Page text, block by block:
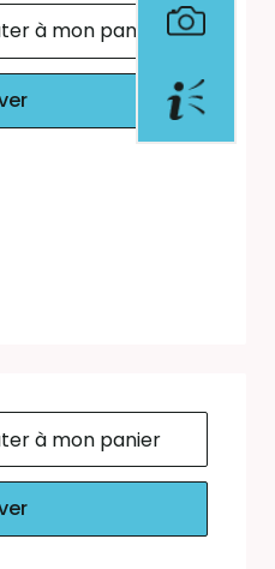
à mon panier
à mon panier